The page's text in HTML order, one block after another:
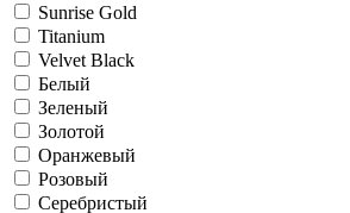
Sunrise Gold
Titanium
Velvet Black
Белый
Зеленый
Золотой
Оранжевый
Розовый
Серебристый